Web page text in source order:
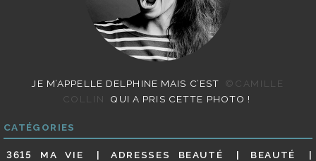
JE M’APPELLE DELPHINE MAIS C’EST
©CAMILLE
COLLIN
QUI A PRIS CETTE PHOTO !
CATÉGORIES
3615 MA VIE ADRESSES BEAUTÉ
BEAUTÉ